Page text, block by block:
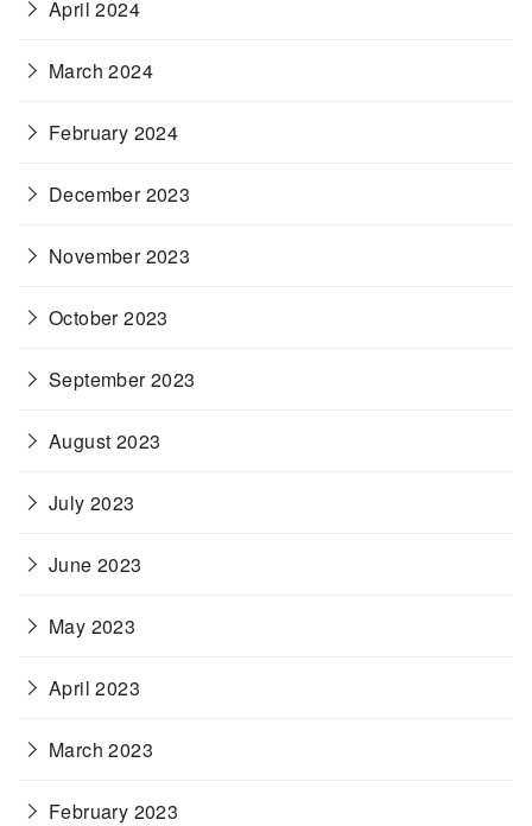
April 2024
March 2024
February 2024
December 2023
November 2023
October 2023
September 2023
August 2023
July 2023
June 2023
May 2023
April 2023
March 2023
February 2023